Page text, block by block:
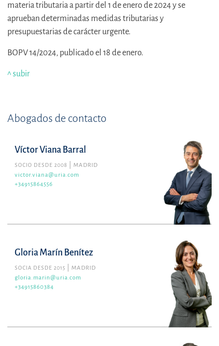
materia tributaria a partir del 1 de enero de 2024 y se
aprueban determinadas medidas tributarias y
presupuestarias de carácter urgente.
BOPV 14/2024, publicado el 18 de enero.
^ subir
Abogados de contacto
Víctor Viana Barral
SOCIO DESDE 2008
MADRID
victor.viana@uria.com
+34915864556
Gloria Marín Benítez
SOCIA DESDE 2015
MADRID
gloria.marin@uria.com
+34915860384